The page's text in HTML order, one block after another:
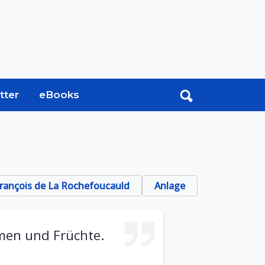
eBooks
de La Rochefoucauld Anlage
und Früchte.